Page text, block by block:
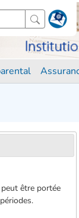
être portée